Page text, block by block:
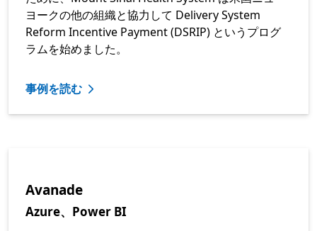
ヨークの他の組織と協力して Delivery System
Reform Incentive Payment (DSRIP) というプログ
ラムを始めました。
事例を読む
Avanade
Azure、Power BI